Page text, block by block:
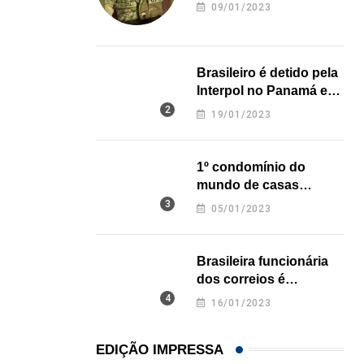
Açaí é reconhecido oficialmente como fruto
09/01/2023
Brasileiro é detido pela
Interpol no Panamá e
pode pegar prisão
19/01/2023
1º condomínio do
mundo de casas
impressas em 3D é
05/01/2023
Brasileira funcionária
dos correios é
assassinada a facadas
16/01/2023
EDIÇÃO IMPRESSA